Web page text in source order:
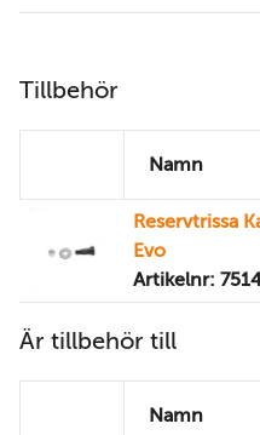
Tillbehör
Namn
Reservtrissa
Evo
Artikelnr:
Är tillbehör till
Namn